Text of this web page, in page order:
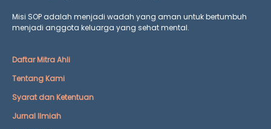
Misi SOP adalah menjadi wadah yang aman untuk bertumbuh
menjadi anggota keluarga yang sehat mental.
Daftar Mitra Ahli
Tentang Kami
Syarat dan Ketentuan
Jurnal Ilmiah